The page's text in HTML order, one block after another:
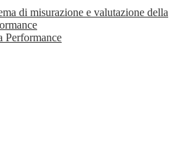
di misurazione e valutazione della
Performance